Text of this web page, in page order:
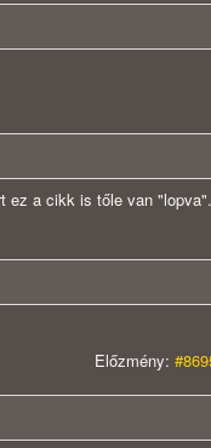
ez a cikk is tőle van
Előzmény: